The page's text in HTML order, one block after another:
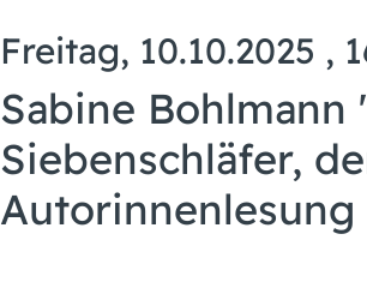
Freitag, 10.10.2025 ,
Sabine
Siebenschläfer,
Autorinnenlesung